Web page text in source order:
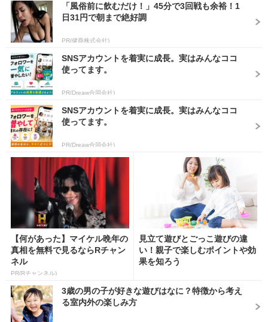
「風俗前に飲むだけ！」45分で3回戦も余裕！1
日31円で朝まで絶好調
PR(健商株式会社)
SNSアカウントを着実に成長。実はみんなココ
使ってます。
PR(Dreaw合同会社)
SNSアカウントを着実に成長。実はみんなココ
使ってます。
PR(Dreaw合同会社)
【何があった】マイケル晩年の
真相を無料で見るならRチャン
ネル
PR(Rチャンネル)
見立て遊びとごっこ遊びの違
い！親子で楽しむポイントや効
果を知ろう
3歳の男の子が好きな遊びはなに？特徴から考え
る室内外の楽しみ方